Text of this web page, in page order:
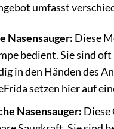
umfasst
Nasensauger: Diese
bedient. Sie sind
in den Händen des
setzen hier auf
Nasensauger: Diese